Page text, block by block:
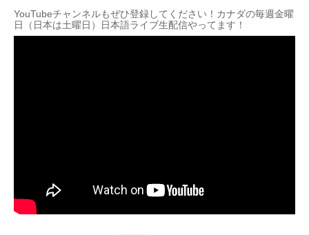
Contact
YouTubeチャンネルもぜひ登録してください！カナダの毎週金曜
日（日本は土曜日）日本語ライブ生配信やってます！